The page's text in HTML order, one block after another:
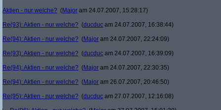
Aktien - nur welche? (Major am 24.07.2007, 15:28:17)
Re(93): Aktien - nur welche? (ducduc am 24.07.2007, 16:38:44)
Re(94): Aktien - nur welche? (Major am 24.07.2007, 22:24:09)
Re(93): Aktien - nur welche? (ducduc am 24.07.2007, 16:39:09)
Re(94): Aktien - nur welche? (Major am 24.07.2007, 22:30:35)
Re(94): Aktien - nur welche? (Major am 26.07.2007, 20:46:50)
Re(95): Aktien - nur welche? (ducduc am 27.07.2007, 12:16:08)